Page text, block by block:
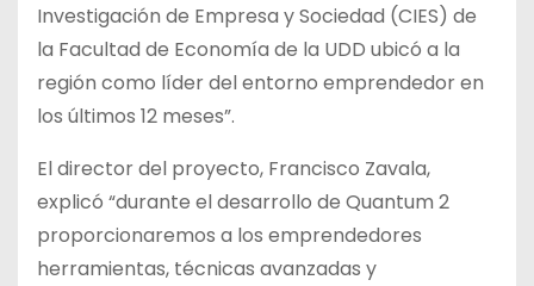
Investigación de Empresa y Sociedad (CIES) de
la Facultad de Economía de la UDD ubicó a la
región como líder del entorno emprendedor en
los últimos 12 meses”.
El director del proyecto, Francisco Zavala,
explicó “durante el desarrollo de Quantum 2
proporcionaremos a los emprendedores
herramientas, técnicas avanzadas y